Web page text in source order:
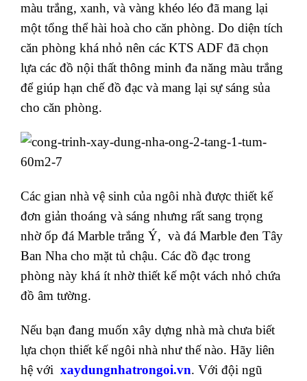
màu trắng, xanh, và vàng khéo léo đã mang lại
một tổng thể hài hoà cho căn phòng. Do diện tích
căn phòng khá nhỏ nên các KTS ADF đã chọn
lựa các đồ nội thất thông minh đa năng màu trắng
để giúp hạn chế đồ đạc và mang lại sự sáng sủa
cho căn phòng.
Các gian nhà vệ sinh của ngôi nhà được thiết kế
đơn giản thoáng và sáng nhưng rất sang trọng
nhờ ốp đá Marble trắng Ý, và đá Marble đen Tây
Ban Nha cho mặt tủ chậu. Các đồ đạc trong
phòng này khá ít nhờ thiết kế một vách nhỏ chứa
đồ âm tường.
Nếu bạn đang muốn xây dựng nhà mà chưa biết
lựa chọn thiết kế ngôi nhà như thế nào. Hãy liên
hệ với xaydungnhatrongoi.vn. Với đội ngũ